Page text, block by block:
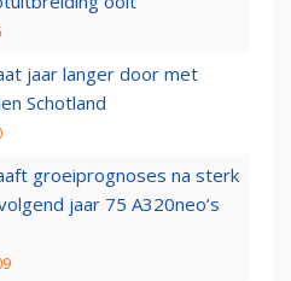
jaar langer door met
Schotland
groeiprognoses na sterk
jaar 75 A320neo’s